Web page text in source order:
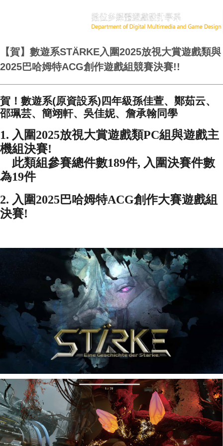
【賀】數遊系STÄRKE入圍2025放視大賞遊戲類與
2025巴哈姆特ACG創作遊戲組競賽決賽!!
賀！數遊系(原資設系)四年級孫佳萱、鄭茹云、
邵珮芸、簡翊軒、吳佳妮、詹承翰同學
1. 入圍2025放視大賞遊戲類PC組與遊戲主
機組決賽!
此類組參賽總件數189件, 入圍決賽件數
為19件
2. 入圍2025巴哈姆特ACG創作大賽遊戲組
決賽!